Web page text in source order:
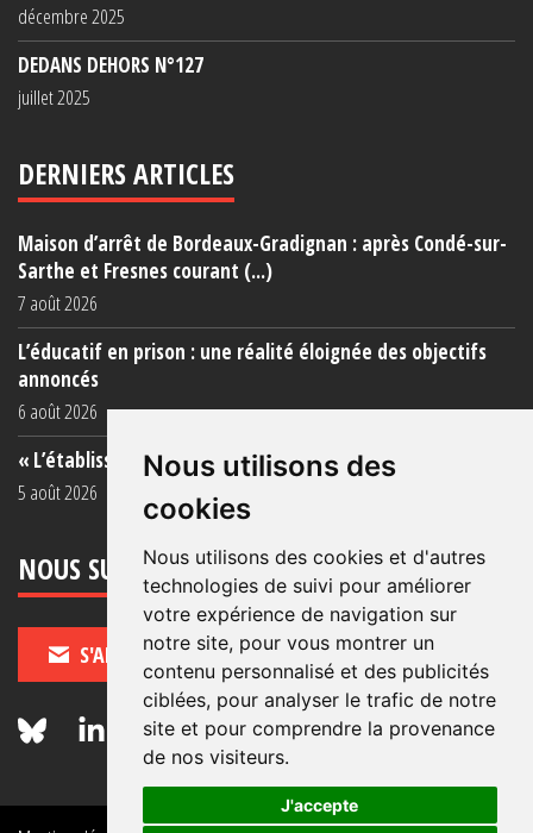
Nous utilisons des
cookies
Nous utilisons des cookies et d'autres
technologies de suivi pour améliorer
votre expérience de navigation sur
notre site, pour vous montrer un
contenu personnalisé et des publicités
ciblées, pour analyser le trafic de notre
site et pour comprendre la provenance
de nos visiteurs.
J'accepte
décembre 2025
DEDANS DEHORS N°127
juillet 2025
DERNIERS ARTICLES
Maison d’arrêt de Bordeaux-Gradignan : après Condé-sur-
Sarthe et Fresnes courant (...)
7 août 2026
L’éducatif en prison : une réalité éloignée des objectifs
annoncés
6 août 2026
« L’établissement est une porcherie totale »
5 août 2026
NOUS SUIVRE
S'ABONNER